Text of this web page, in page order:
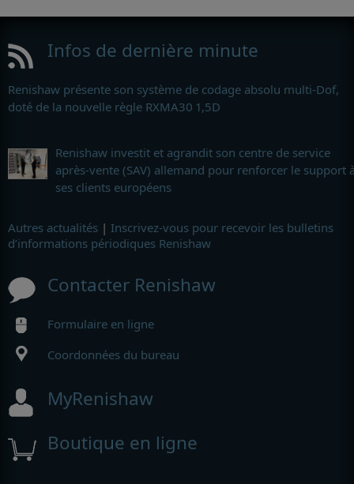
Infos de dernière minute
Renishaw présente son système de codage absolu multi-Dof,
doté de la nouvelle règle RXMA30 1,5D
Renishaw investit et agrandit son centre de service
après-vente (SAV) allemand pour renforcer le support
ses clients européens
Autres actualités | Inscrivez-vous pour recevoir les bulletins
d’informations périodiques Renishaw
Contacter Renishaw
Formulaire en ligne
Coordonnées du bureau
MyRenishaw
Boutique en ligne